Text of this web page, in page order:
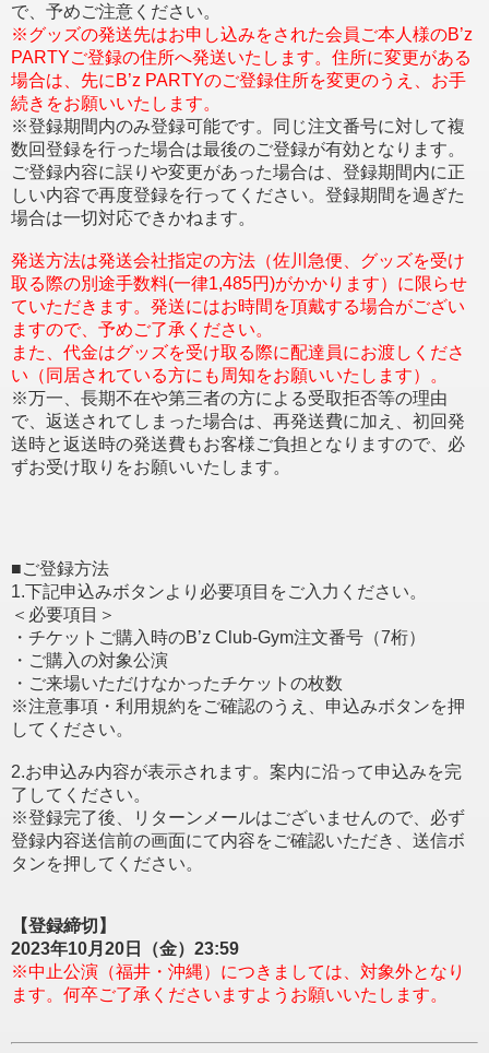
で、予めご注意ください。
※グッズの発送先はお申し込みをされた会員ご本人様のB’z
PARTYご登録の住所へ発送いたします。住所に変更がある
場合は、先にB’z PARTYのご登録住所を変更のうえ、お手
続きをお願いいたします。
※登録期間内のみ登録可能です。同じ注文番号に対して複
数回登録を行った場合は最後のご登録が有効となります。
ご登録内容に誤りや変更があった場合は、登録期間内に正
しい内容で再度登録を行ってください。登録期間を過ぎた
場合は一切対応できかねます。
発送方法は発送会社指定の方法（佐川急便、グッズを受け
取る際の別途手数料(一律1,485円)がかかります）に限らせ
ていただきます。発送にはお時間を頂戴する場合がござい
ますので、予めご了承ください。
また、代金はグッズを受け取る際に配達員にお渡しくださ
い（同居されている方にも周知をお願いいたします）。
※万一、長期不在や第三者の方による受取拒否等の理由
で、返送されてしまった場合は、再発送費に加え、初回発
送時と返送時の発送費もお客様ご負担となりますので、必
ずお受け取りをお願いいたします。
■ご登録方法
1.下記申込みボタンより必要項目をご入力ください。
＜必要項目＞
・チケットご購入時のB’z Club-Gym注文番号（7桁）
・ご購入の対象公演
・ご来場いただけなかったチケットの枚数
※注意事項・利用規約をご確認のうえ、申込みボタンを押
してください。
2.お申込み内容が表示されます。案内に沿って申込みを完
了してください。
※登録完了後、リターンメールはございませんので、必ず
登録内容送信前の画面にて内容をご確認いただき、送信ボ
タンを押してください。
【登録締切】
2023年10月20日（金）23:59
※中止公演（福井・沖縄）につきましては、対象外となり
ます。何卒ご了承くださいますようお願いいたします。